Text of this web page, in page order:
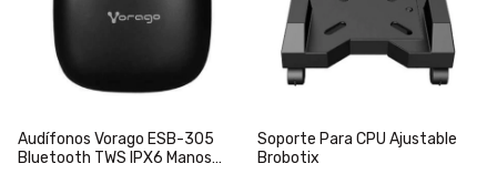
Audífonos Vorago ESB-305
Bluetooth TWS IPX6 Manos
Soporte Para CPU Ajustable
Brobotix